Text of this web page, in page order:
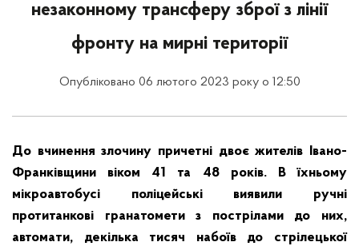
незаконному трансферу зброї з лінії
фронту на мирні території
Опубліковано 06 лютого 2023 року о 12:50
До вчинення злочину причетні двоє жителів Івано-
Франківщини віком 41 та 48 років. В їхньому
мікроавтобусі поліцейські виявили ручні
протитанкові гранатомети з пострілами до них,
автомати, декілька тисяч набоїв до стрілецької